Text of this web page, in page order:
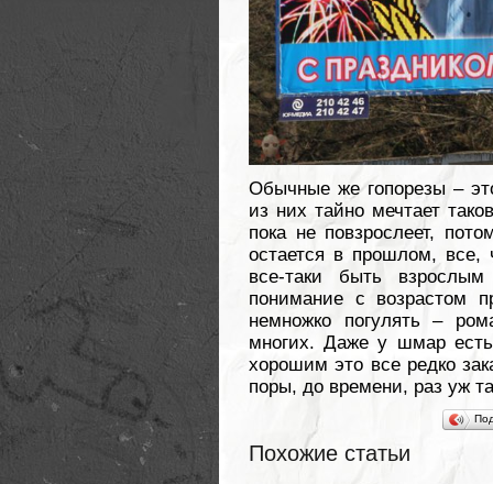
Обычные же гопорезы –
из них тайно мечтает
пока не повзрослеет,
остается в прошлом, все,
все-таки быть
понимание с возрастом
немножко погулять –
многих. Даже у шмар есть
хорошим это все редко
поры, до времени, раз уж
Похожие статьи